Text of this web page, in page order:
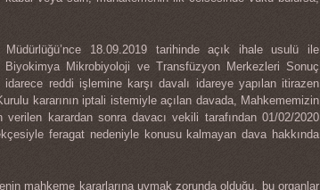
18.09.2019 tarihinde açık ihale usulü ile
Biyokimya Mikrobiyoloji ve Transfüzyon Merkezleri Sonuç
reddi işlemine karşı davalı idareye yapılan itirazen
kararının iptali istemiyle açılan davada, Mahkememizin
karardan sonra davacı vekili tarafından 01/02/2020
feragat nedeniyle konusu kalmayan dava hakkında
mahkeme kararlarına uymak zorunda olduğu, bu organlar